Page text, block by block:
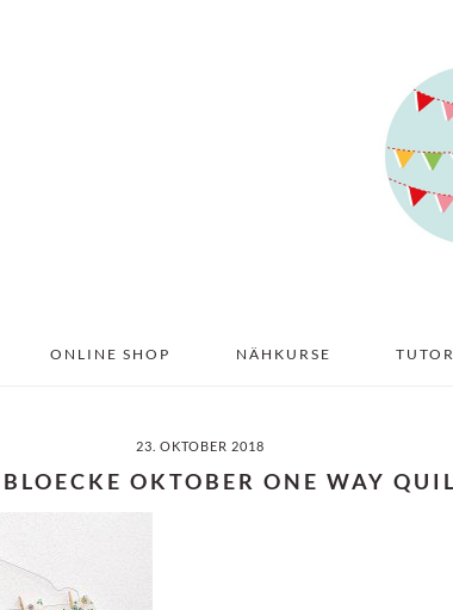
ONLINE SHOP NÄHKURSE
23. OKTOBER 2018
OKTOBER ONE WAY